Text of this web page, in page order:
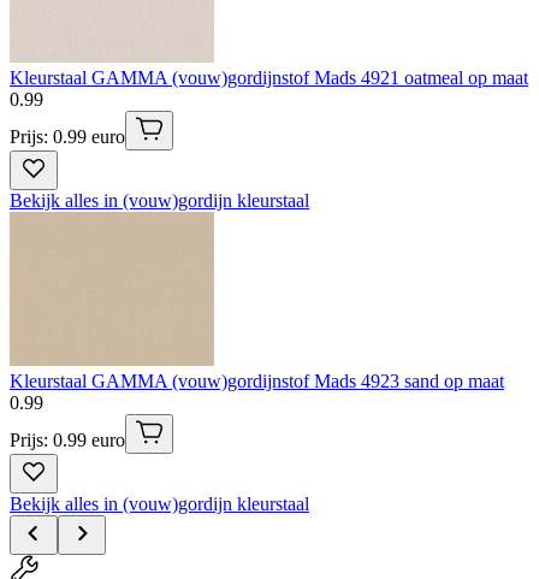
Kleurstaal GAMMA (vouw)gordijnstof Mads 4921 oatmeal op maat
0.99
Prijs: 0.99 euro
Bekijk alles in (vouw)gordijn kleurstaal
Kleurstaal GAMMA (vouw)gordijnstof Mads 4923 sand op maat
0.99
Prijs: 0.99 euro
Bekijk alles in (vouw)gordijn kleurstaal